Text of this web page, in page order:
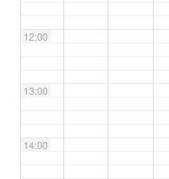
12:00
13:00
14:00